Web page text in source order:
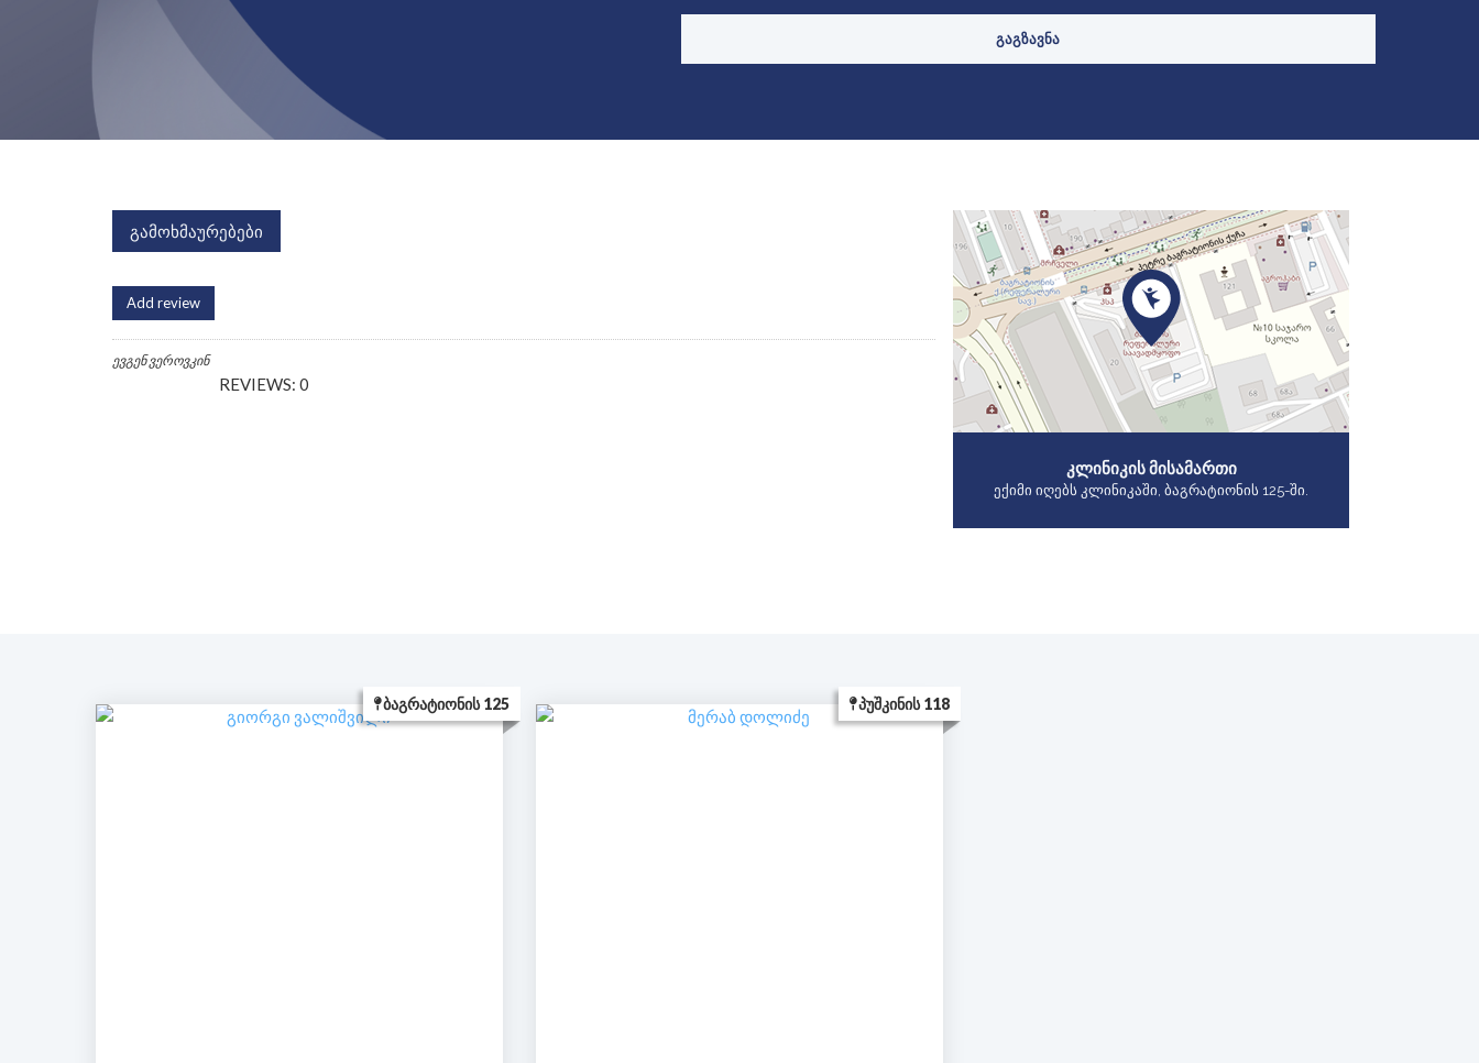
გამოხმაურებები
Add review
ევგენ ვეროვკინ
REVIEWS: 0
ᲙᲚᲘᲜᲘᲙᲘᲡ ᲛᲘᲡᲐᲛᲐᲠᲗᲘ
ექიმი იღებს კლინიკაში, ბაგრატიონის 125-ში.
ᲑᲐᲒᲠᲐᲢᲘᲝᲜᲘᲡ 125 ᲞᲣᲨᲙᲘᲜᲘᲡ 118